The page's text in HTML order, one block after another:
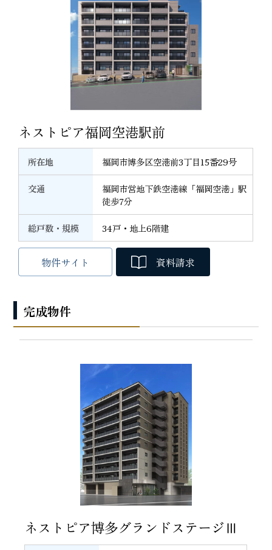
ネストピア福岡空港駅前
所在地 福岡市博多区空港前3丁目15番29号
交通
福岡市営地下鉄空港線「福岡空港」駅
徒歩7分
総戸数・規模 34戸・地上6階建
物件サイト 資料請求
完成物件
ネストピア博多グランドステージⅢ
36